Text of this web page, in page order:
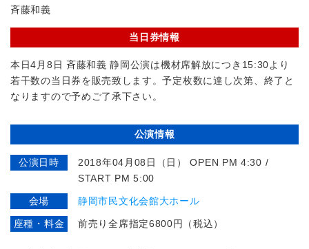
斉藤和義
当日券情報
本日4月8日 斉藤和義 静岡公演は機材席解放につき15:30より
若干数の当日券を販売致します。予定枚数に達し次第、終了と
なりますので予めご了承下さい。
公演情報
公演日時
2018年04月08日（日） OPEN PM 4:30 /
START PM 5:00
会場 静岡市民文化会館大ホール
座種・料金 前売り全席指定6800円（税込）